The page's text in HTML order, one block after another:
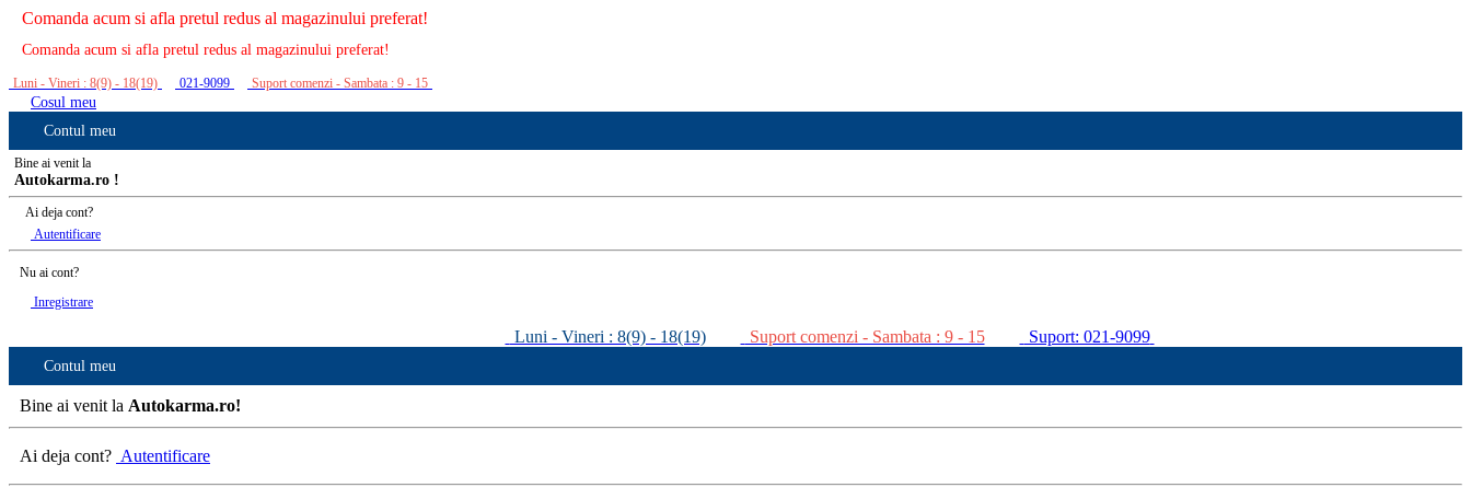
Comanda acum si afla pretul redus al magazinului preferat!
Comanda acum si afla pretul redus al magazinului preferat!
Luni - Vineri : 8(9) - 18(19) 021-9099 Suport comenzi - Sambata : 9 - 15
Cosul meu
Contul meu
Bine ai venit la
Autokarma.ro !
Ai deja cont?
Autentificare
Nu ai cont?
Inregistrare
Luni - Vineri : 8(9) - 18(19) Suport comenzi - Sambata : 9 - 15 Suport: 021-9099
Contul meu
Bine ai venit la Autokarma.ro!
Ai deja cont? Autentificare